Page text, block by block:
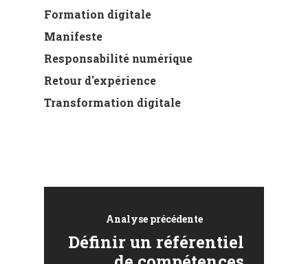
Formation digitale
Manifeste
Responsabilité numérique
Retour d'expérience
Transformation digitale
Analyse précédente
Définir un référentiel